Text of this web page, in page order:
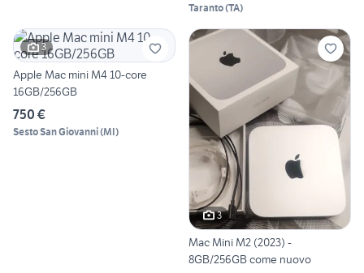
Taranto(TA)
3
Apple Mac mini M4 10-core
16GB/256GB
750 €
Sesto San Giovanni(MI)
3
Mac Mini M2 (2023) -
8GB/256GB come nuovo